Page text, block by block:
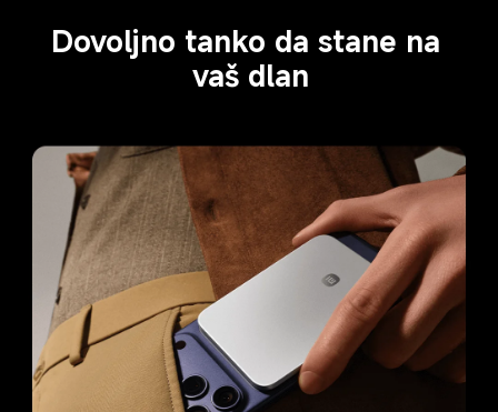
Dovoljno tanko da stane na
vaš dlan